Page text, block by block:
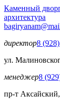
Перейти к
Каменный двор
архитектура
директор8
ул.
менеджер8
пр-т